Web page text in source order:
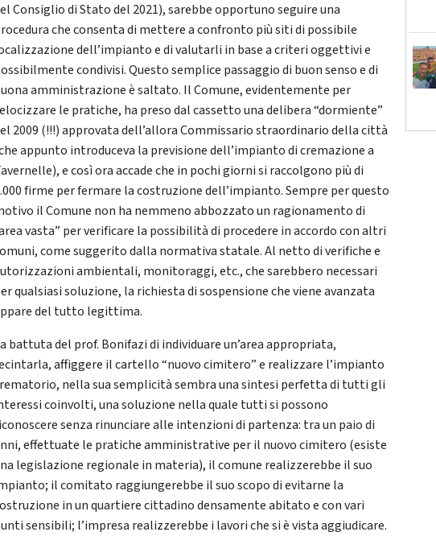
Consiglio di Stato del 2021), sarebbe opportuno seguire una
che consenta di mettere a confronto più siti di possibile
dell’impianto e di valutarli in base a criteri oggettivi e
condivisi. Questo semplice passaggio di buon senso e di
amministrazione è saltato. Il Comune, evidentemente per
le pratiche, ha preso dal cassetto una delibera “dormiente”
2009 (!!!) approvata dell’allora Commissario straordinario della città
appunto introduceva la previsione dell’impianto di cremazione a
e così ora accade che in pochi giorni si raccolgono più di
firme per fermare la costruzione dell’impianto. Sempre per questo
il Comune non ha nemmeno abbozzato un ragionamento di
vasta” per verificare la possibilità di procedere in accordo con altri
come suggerito dalla normativa statale. Al netto di verifiche e
ambientali, monitoraggi, etc., che sarebbero necessari
qualsiasi soluzione, la richiesta di sospensione che viene avanzata
del tutto legittima.
battuta del prof. Bonifazi di individuare un’area appropriata,
affiggere il cartello “nuovo cimitero” e realizzare l’impianto
nella sua semplicità sembra una sintesi perfetta di tutti gli
coinvolti, una soluzione nella quale tutti si possono
senza rinunciare alle intenzioni di partenza: tra un paio di
effettuate le pratiche amministrative per il nuovo cimitero (esiste
legislazione regionale in materia), il comune realizzerebbe il suo
il comitato raggiungerebbe il suo scopo di evitarne la
in un quartiere cittadino densamente abitato e con vari
sensibili; l’impresa realizzerebbe i lavori che si è vista aggiudicare.